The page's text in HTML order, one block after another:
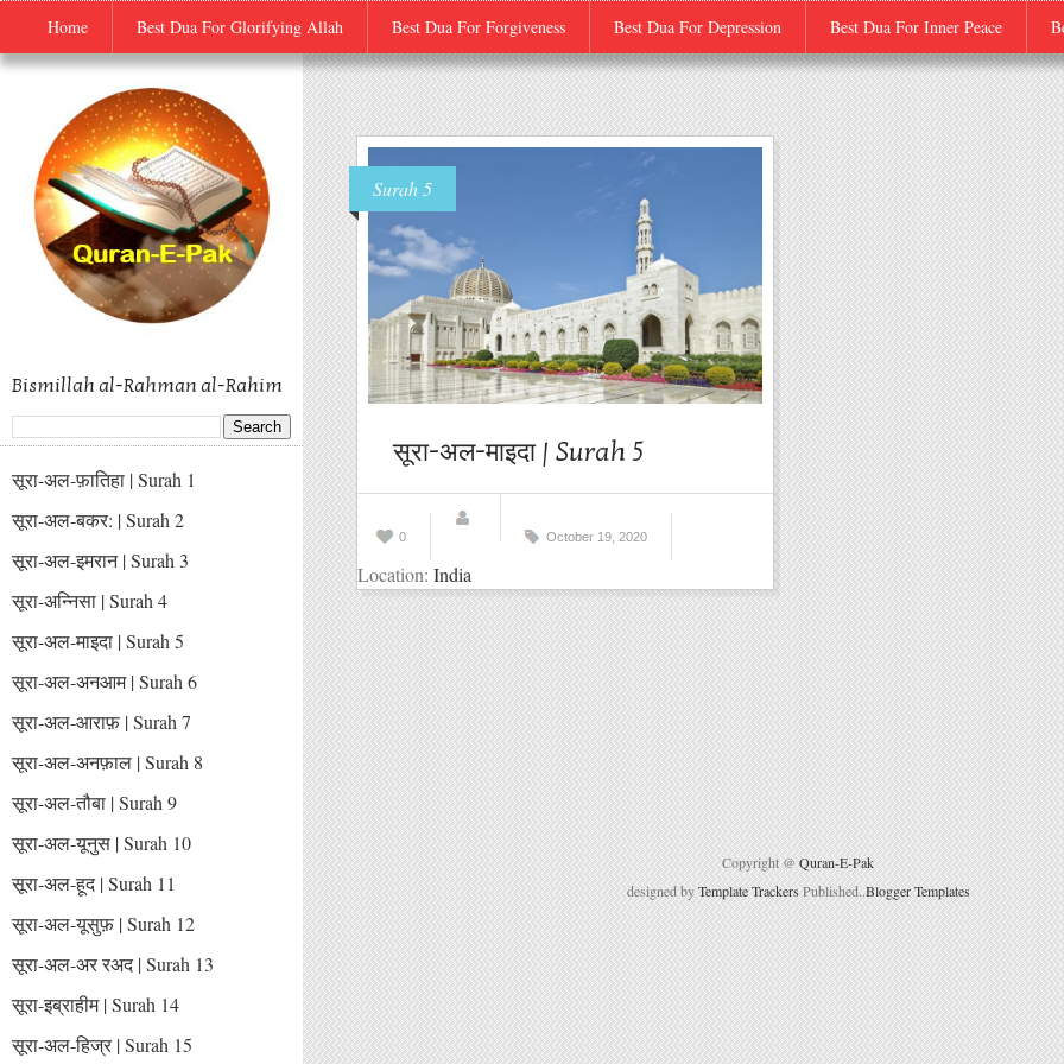
Home Best Dua For Glorifying Allah Best Dua For Forgiveness Best Dua For Depression Best Dua For Inner Peace
Quran-E-Pak
Surah 5
सूरा-अल-माइदा | Surah 5
0 October 19, 2020
Location: India
Bismillah al-Rahman al-Rahim
सूरा-अल-फ़ातिहा | Surah 1
सूरा-अल-बकर: | Surah 2
सूरा-अल-इमरान | Surah 3
सूरा-अन्निसा | Surah 4
सूरा-अल-माइदा | Surah 5
सूरा-अल-अनआम | Surah 6
सूरा-अल-आराफ़ | Surah 7
सूरा-अल-अनफ़ाल | Surah 8
सूरा-अल-तौबा | Surah 9
सूरा-अल-यूनुस | Surah 10
सूरा-अल-हूद | Surah 11
सूरा-अल-यूसुफ़ | Surah 12
सूरा-अल-अर रअद | Surah 13
सूरा-इब्राहीम | Surah 14
सूरा-अल-हिज्र | Surah 15
Copyright @Quran-E-Pak
designed byTemplate TrackersPublished..Blogger Templates